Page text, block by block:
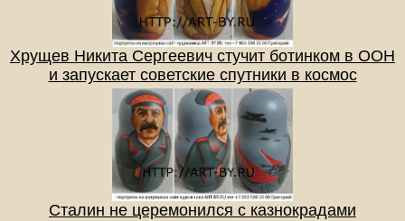
Хрущев Никита Сергеевич стучит ботинком в ООН
и запускает советские спутники в космос
Сталин не церемонился с казнокрадами